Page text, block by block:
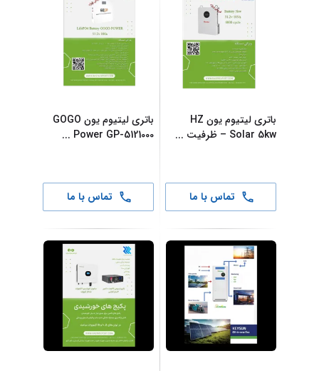
باتری لیتیوم یون HZ
Solar 5kw – ظرفیت
...
تماس با ما
باتری لیتیوم یون GOGO
Power GP-5121000
...
تماس با ما